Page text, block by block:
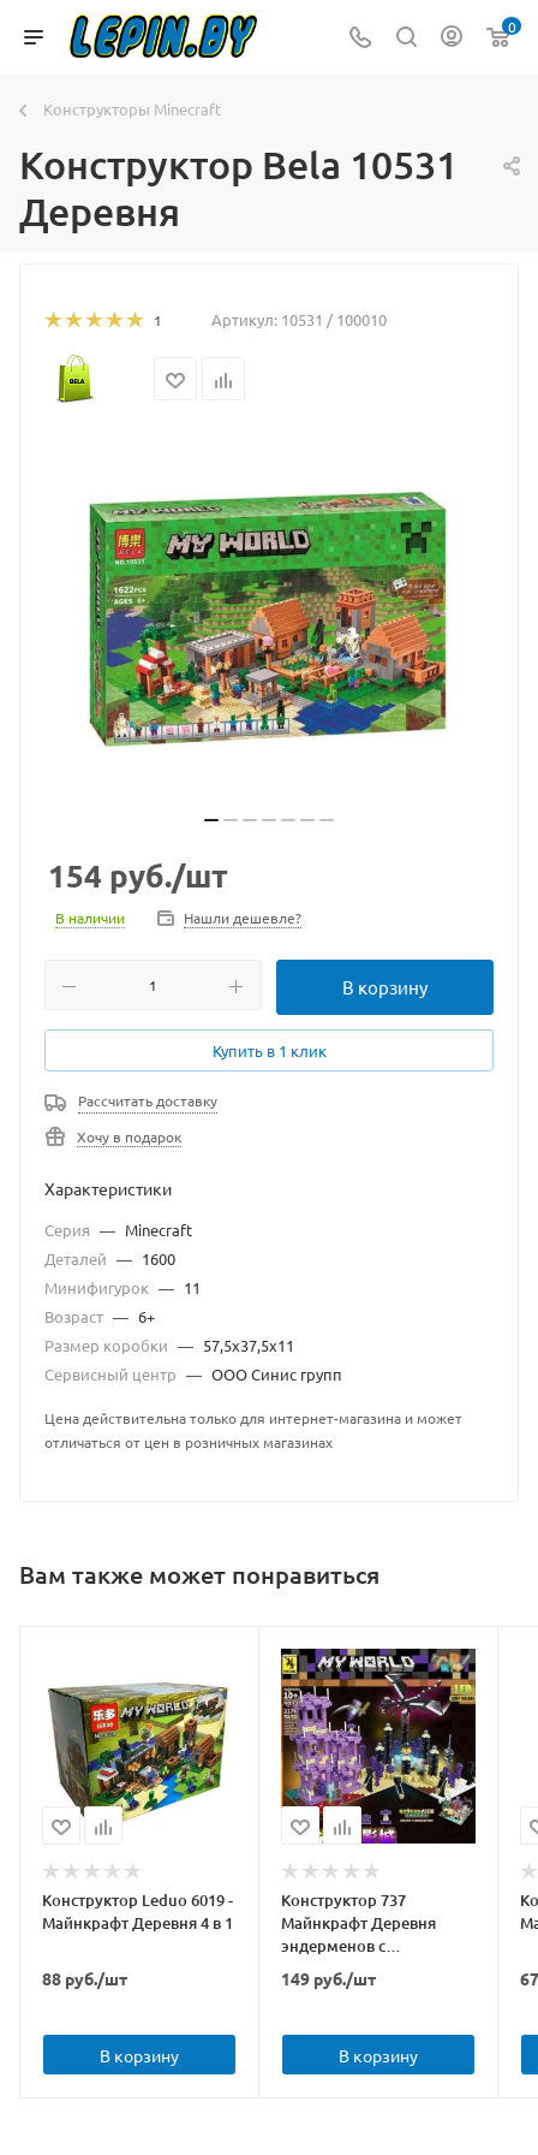
0
Конструкторы Minecraft
Конструктор Bela 10531
Деревня
1 Артикул: 10531 / 100010
154 руб./шт
В наличии Нашли дешевле?
В корзину
Купить в 1 клик
Рассчитать доставку
Хочу в подарок
Характеристики
Серия — Minecraft
Деталей — 1600
Минифигурок — 11
Возраст — 6+
Размер коробки — 57,5х37,5х11
Сервисный центр — ООО Синис групп
Цена действительна только для интернет-магазина и может
отличаться от цен в розничных магазинах
Вам также может понравиться
Конструктор Leduo 6019 -
Майнкрафт Деревня 4 в 1
88 руб./шт
В корзину
Конструктор 737
Майнкрафт Деревня
эндерменов с
подсветкой
149 руб./шт
В корзину
67